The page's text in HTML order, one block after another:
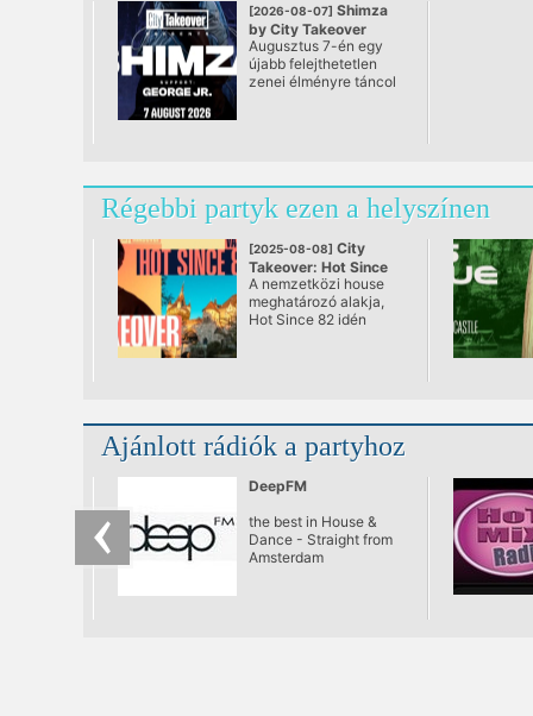
[2026-08-07] Shimza
by City Takeover
@ Vajdahunyad Vára
Augusztus 7-én egy
újabb felejthetetlen
zenei élményre táncol
a DJ pult mögé.
Régebbi partyk ezen a helyszínen
[2025-08-08] City
Takeover: Hot Since
82
@ Vajdahunyad Vára
A nemzetközi house
meghatározó alakja,
Hot Since 82 idén
City Takeover
eseménysorozat
részeként!
Ajánlott rádiók a partyhoz
DeepFM
the best in House &
Dance - Straight from
Amsterdam